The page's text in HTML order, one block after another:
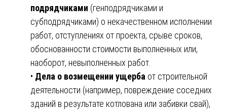
подрядчиками (генподрядчиками и
субподрядчиками) о некачественном исполнении
работ, отступлениях от проекта, срыве сроков,
обоснованности стоимости выполненных или,
наоборот, невыполненных работ.
• Дела о возмещении ущерба от строительной
деятельности (например, повреждение соседних
зданий в результате котлована или забивки свай),